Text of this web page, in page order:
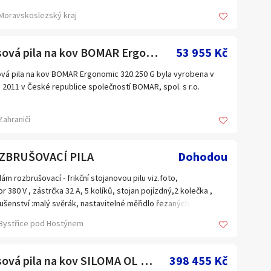
(+420) 777 809 147
kraj
Pásová pila na kov BOMAR Ergonomic 320.250 G 53 955 Kč
pila na kov BOMAR Ergonomic 320.250 G byla vyrobena v
v České republice společností BOMAR, spol. s r.o.
řezu: 0°; +45°; +60°
průřez: 250 mm
průřez: 240 x 240 mm
průřez: 320 x 170 mm
kapacita při +45°
průřez: 220 mm
průřez: 230 x 140 mm
průřez: 105 x 105 mm
PILA Dohodou
rozbrušovací - frikční stojanovou pilu viz.foto,
380 V , zástrčka 32 A, 5 kolíků, stojan pojízdný,2 kolečka ,
:malý svěrák, nastavitelné měřidlo řezaných kusů s
pod Hostýnem
Pásová pila na kov SILOMA OL 420A NC 398 455 Kč